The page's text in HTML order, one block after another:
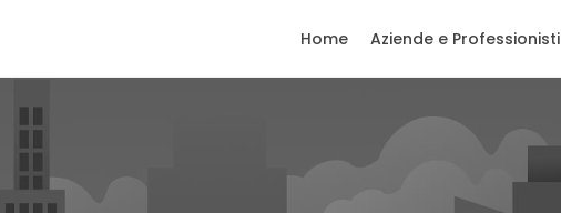
Home Aziende e Professionisti